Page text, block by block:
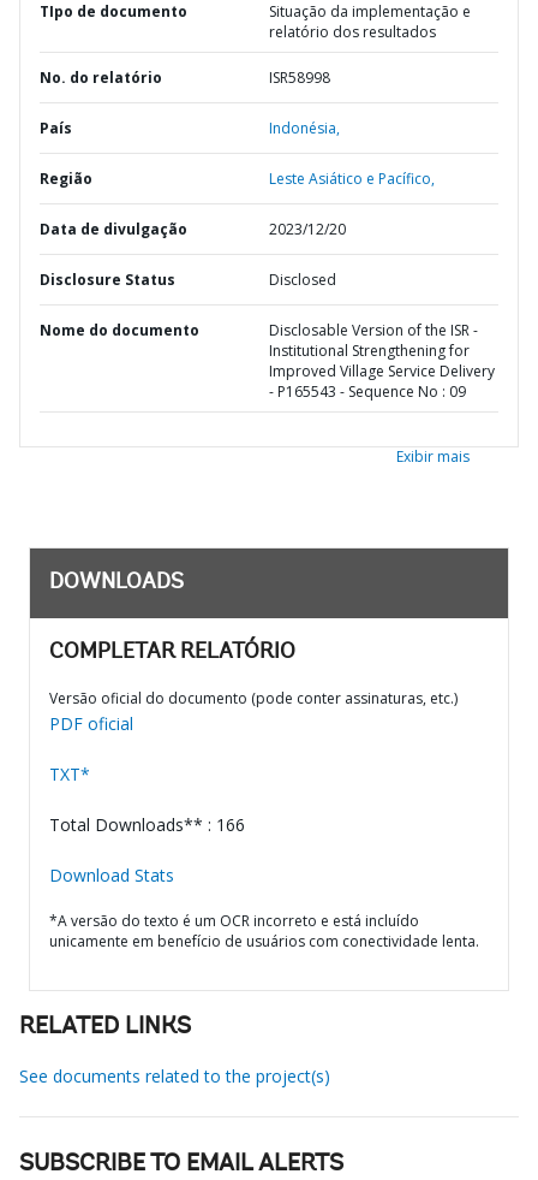
TIpo de documento
Situação da implementação e
relatório dos resultados
No. do relatório ISR58998
País Indonésia,
Região Leste Asiático e Pacífico,
Data de divulgação 2023/12/20
Disclosure Status Disclosed
Nome do documento
Disclosable Version of the ISR -
Institutional Strengthening for
Improved Village Service Delivery
- P165543 - Sequence No : 09
Exibir mais
DOWNLOADS
COMPLETAR RELATÓRIO
Versão oficial do documento (pode conter assinaturas, etc.)
PDF oficial
TXT*
Total Downloads** : 166
Download Stats
*A versão do texto é um OCR incorreto e está incluído
unicamente em benefício de usuários com conectividade lenta.
RELATED LINKS
See documents related to the project(s)
SUBSCRIBE TO EMAIL ALERTS